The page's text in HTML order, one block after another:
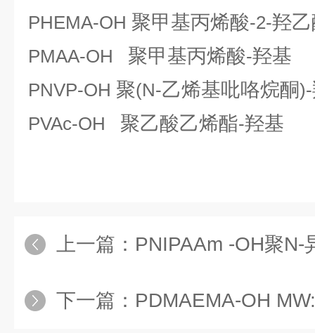
PHEMA-OH 聚甲基丙烯酸-2-羟
PMAA-OH 聚甲基丙烯酸-羟基
PNVP-OH 聚(N-乙烯基吡咯烷酮)-
PVAc-OH 聚乙酸乙烯酯-羟基
上一篇： PNIPAAm -OH聚N-异丙基
下一篇： PDMAEMA-OH MW:5000/聚甲基丙烯